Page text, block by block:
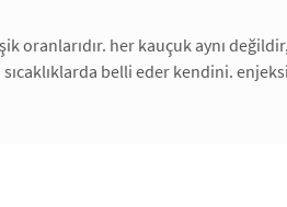
oranlarıdır. her kauçuk aynı
sıcaklıklarda belli eder kendini.